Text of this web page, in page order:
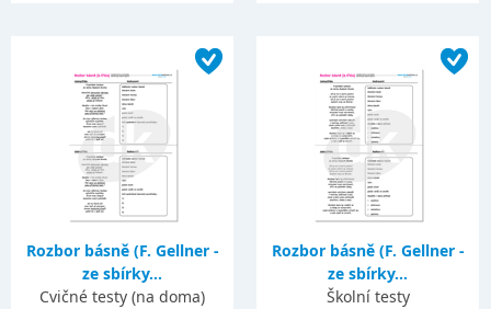
Rozbor básně (F. Gellner -
ze sbírky...
Cvičné testy (na doma)
Rozbor básně (F. Gellner -
ze sbírky...
Školní testy